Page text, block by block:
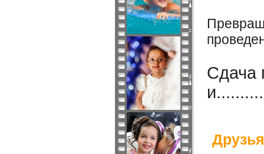
Сдача